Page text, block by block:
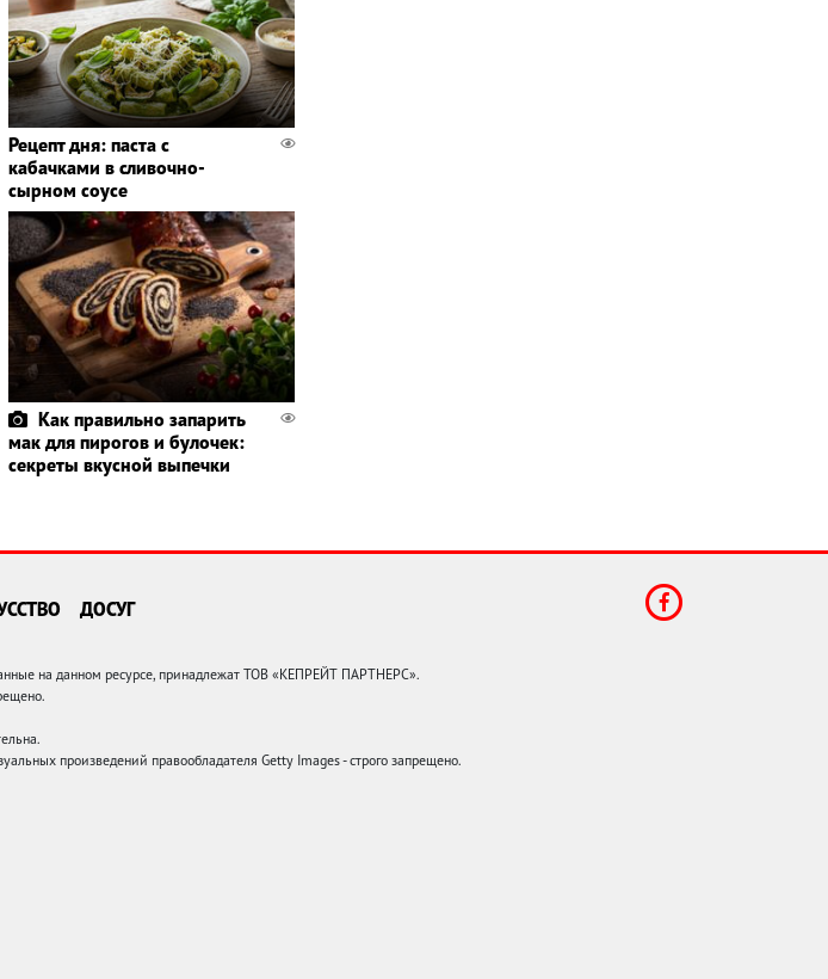
Рецепт дня: паста с
кабачками в сливочно-
сырном соусе
Как правильно запарить
мак для пирогов и булочек:
секреты вкусной выпечки
ДОСУГ
на данном ресурсе, принадлежат ТОВ «КЕПРЕЙТ ПАРТНЕРС».
произведений правообладателя Getty Images - строго запрещено.